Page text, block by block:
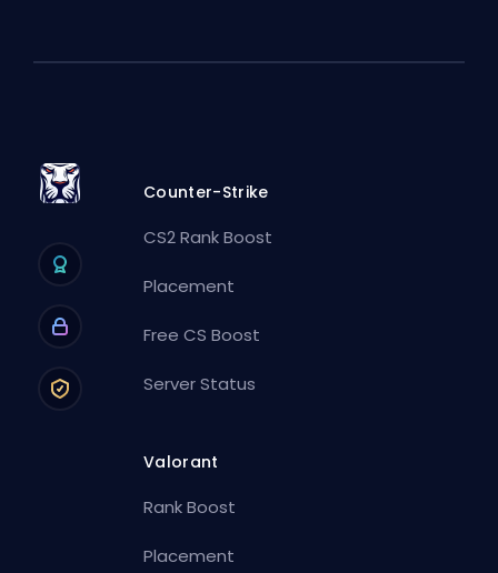
Counter-Strike
CS2 Rank Boost
Placement
Free CS Boost
Server Status
Valorant
Rank Boost
Placement